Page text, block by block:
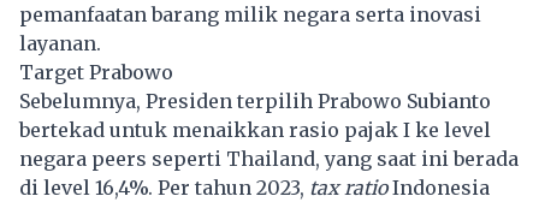
pemanfaatan barang milik negara serta inovasi
layanan.
Target Prabowo
Sebelumnya, Presiden terpilih Prabowo Subianto
bertekad untuk menaikkan rasio pajak I ke level
negara peers seperti Thailand, yang saat ini berada
di level 16,4%. Per tahun 2023, tax ratioIndonesia